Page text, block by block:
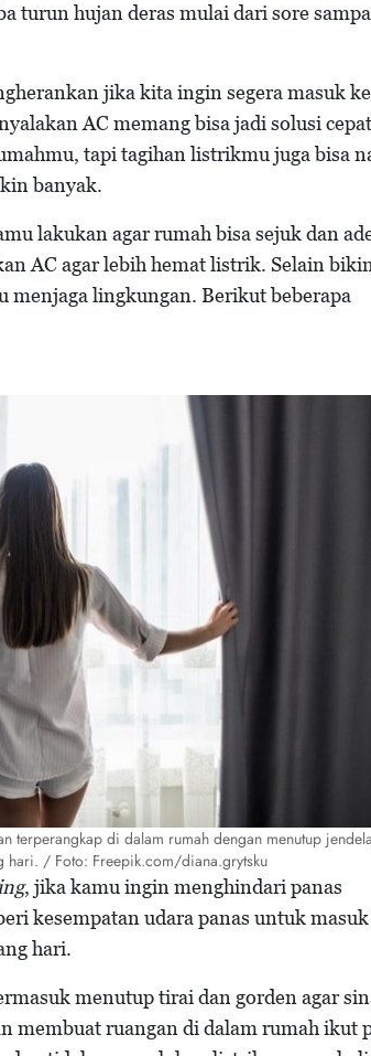
turun hujan deras mulai dari sore
jika kita ingin segera masuk ke
AC memang bisa jadi solusi cepat
tapi tagihan listrikmu juga bisa
banyak.
lakukan agar rumah bisa sejuk dan
AC agar lebih hemat listrik. Selain
menjaga lingkungan. Berikut beberapa
terperangkap di dalam rumah dengan menutup
hari. / Foto: Freepik.com/diana.grytsku
, jika kamu ingin menghindari panas
kesempatan udara panas untuk
hari.
menutup tirai dan gorden agar
membuat ruangan di dalam rumah ikut